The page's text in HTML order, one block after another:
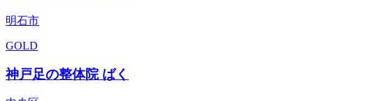
明石市
GOLD
神戸足の整体院 ばく